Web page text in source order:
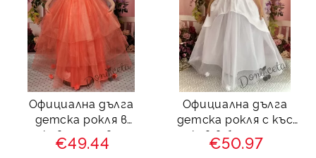
Официална дълга
детска рокля в
прасковено с цветя и
тюл 288-282РСД
€49.44
Официална дълга
детска рокля с къс
ръкав в бяло с тюл
379БЖД
€50.97